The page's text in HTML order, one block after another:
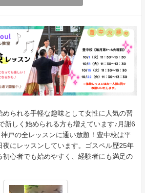
められる手軽な趣味として女性に人気の習
新しく始められる方も増えています♪月謝6
戸の全レッスンに通い放題！豊中校は平
夜にレッスンしています。ゴスペル歴25年
初心者でも始めやすく、経験者にも満足の